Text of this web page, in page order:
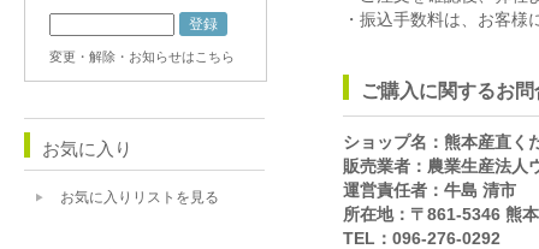
・振込手数料は、お客
ご購入に関するお
ショップ名：熊本産直
販売業者：農業生産法人
運営責任者：牛島 清市
所在地：〒861-5346 熊
TEL：096-276-0292
変更・解除・お知らせはこちら
お気に入り
お気に入りリストを見る